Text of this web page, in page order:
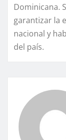
Dominicana.
garantizar la
nacional y
del país.